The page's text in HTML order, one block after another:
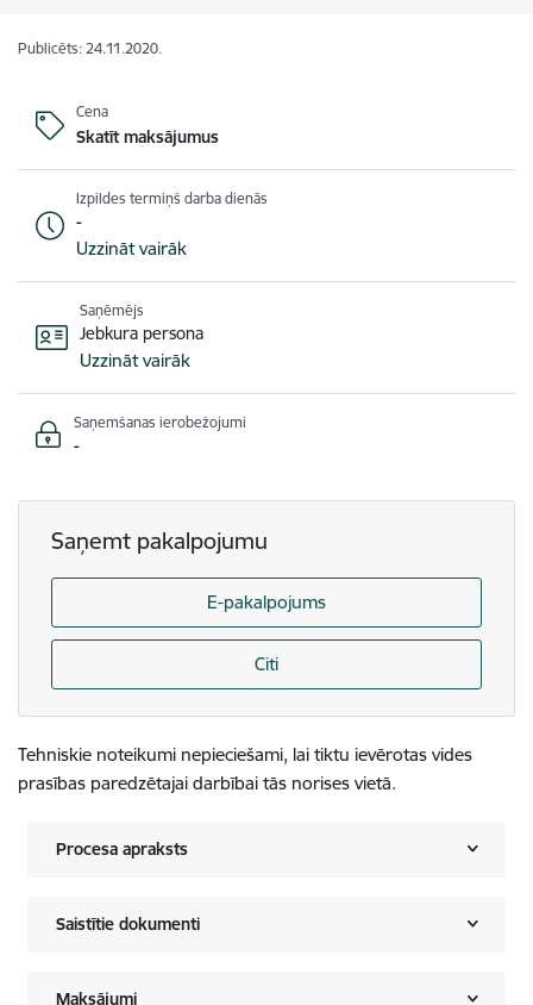
Publicēts: 24.11.2020.
Cena
Skatīt maksājumus
Izpildes termiņš darba dienās
-
Uzzināt vairāk
Saņēmējs
Jebkura persona
Uzzināt vairāk
Saņemšanas ierobežojumi
-
Saņemt pakalpojumu
E-pakalpojums
Citi
Tehniskie noteikumi nepieciešami, lai tiktu ievērotas vides
prasības paredzētajai darbībai tās norises vietā.
Procesa apraksts
Saistītie dokumenti
Maksājumi